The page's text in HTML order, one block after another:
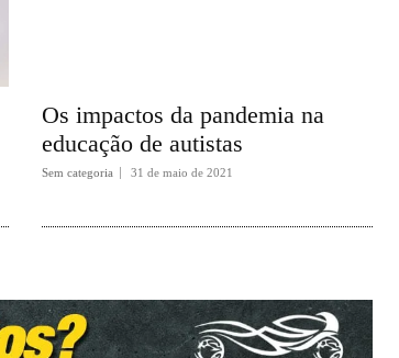
Os impactos da pandemia na
educação de autistas
Sem categoria 31 de maio de 2021